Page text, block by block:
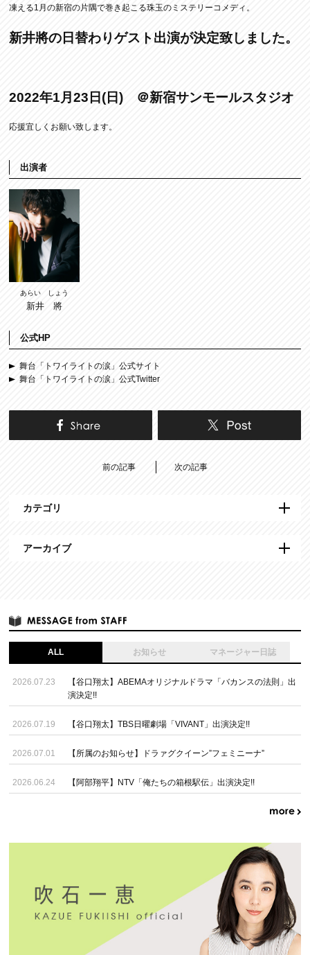
凍える1月の新宿の片隅で巻き起こる珠玉のミステリーコメディ。
新井將の日替わりゲスト出演が決定致しました。
2022年1月23日(日) ＠新宿サンモールスタジオ
応援宜しくお願い致します。
出演者
あらい しょう
新井 將
公式HP
舞台「トワイライトの涙」公式サイト
舞台「トワイライトの涙」公式Twitter
前の記事 次の記事
カテゴリ
アーカイブ
ALL お知らせ マネージャー日誌
2026.07.23
【谷口翔太】ABEMAオリジナルドラマ「バカンスの法則」出
演決定!!
2026.07.19 【谷口翔太】TBS日曜劇場「VIVANT」出演決定!!
2026.07.01 【所属のお知らせ】ドラァグクイーン”フェミニーナ”
2026.06.24 【阿部翔平】NTV「俺たちの箱根駅伝」出演決定!!